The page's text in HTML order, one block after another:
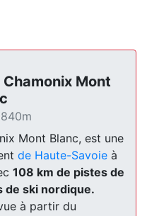
Mont
Mont Blanc, est une
de Haute-Savoie à
108 km de pistes de
de ski nordique.
à partir du